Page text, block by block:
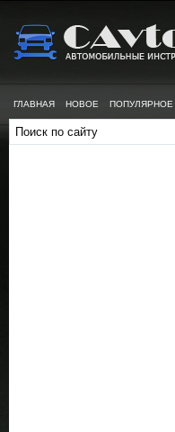
ГЛАВНАЯ НОВОЕ ПОПУЛЯРНОЕ